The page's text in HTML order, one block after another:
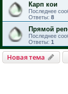
Карп кои
Последнее
Ответы: 8
Прямой
Последнее
Ответы: 1
Новая тема